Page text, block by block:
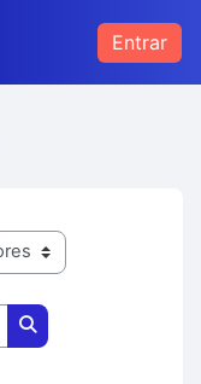
Entrar
Buscar cursos